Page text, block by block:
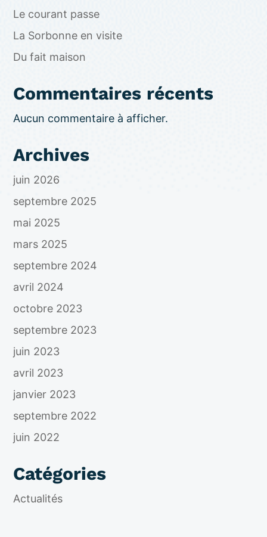
c
Le courant passe
La Sorbonne en visite
Du fait maison
Commentaires récents
Aucun commentaire à afficher.
Archives
juin 2026
septembre 2025
mai 2025
mars 2025
septembre 2024
avril 2024
octobre 2023
septembre 2023
juin 2023
avril 2023
janvier 2023
septembre 2022
juin 2022
Catégories
Actualités